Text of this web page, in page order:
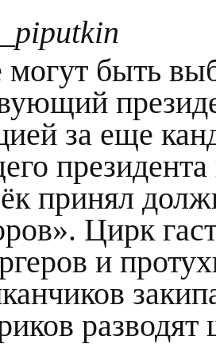
могут быть
за еще
принял
Цирк
и